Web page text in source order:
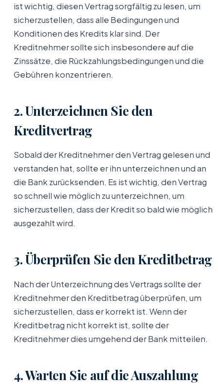
ist wichtig, diesen Vertrag sorgfältig zu lesen, um
sicherzustellen, dass alle Bedingungen und
Konditionen des Kredits klar sind. Der
Kreditnehmer sollte sich insbesondere auf die
Zinssätze, die Rückzahlungsbedingungen und die
Gebühren konzentrieren.
2. Unterzeichnen Sie den
Kreditvertrag
Sobald der Kreditnehmer den Vertrag gelesen und
verstanden hat, sollte er ihn unterzeichnen und an
die Bank zurücksenden. Es ist wichtig, den Vertrag
so schnell wie möglich zu unterzeichnen, um
sicherzustellen, dass der Kredit so bald wie möglich
ausgezahlt wird.
3. Überprüfen Sie den Kreditbetrag
Nach der Unterzeichnung des Vertrags sollte der
Kreditnehmer den Kreditbetrag überprüfen, um
sicherzustellen, dass er korrekt ist. Wenn der
Kreditbetrag nicht korrekt ist, sollte der
Kreditnehmer dies umgehend der Bank mitteilen.
4. Warten Sie auf die Auszahlung